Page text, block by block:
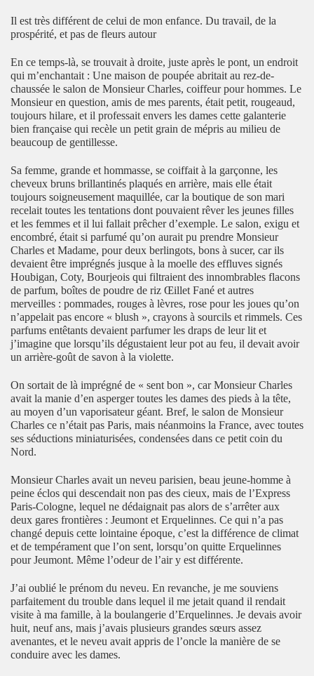
Il est très différent de celui de mon enfance. Du travail, de la
prospérité, et pas de fleurs autour
En ce temps-là, se trouvait à droite, juste après le pont, un endroit
qui m’enchantait : Une maison de poupée abritait au rez-de-
chaussée le salon de Monsieur Charles, coiffeur pour hommes. Le
Monsieur en question, amis de mes parents, était petit, rougeaud,
toujours hilare, et il professait envers les dames cette galanterie
bien française qui recèle un petit grain de mépris au milieu de
beaucoup de gentillesse.
Sa femme, grande et hommasse, se coiffait à la garçonne, les
cheveux bruns brillantinés plaqués en arrière, mais elle était
toujours soigneusement maquillée, car la boutique de son mari
recelait toutes les tentations dont pouvaient rêver les jeunes filles
et les femmes et il lui fallait prêcher d’exemple. Le salon, exigu et
encombré, était si parfumé qu’on aurait pu prendre Monsieur
Charles et Madame, pour deux berlingots, bons à sucer, car ils
devaient être imprégnés jusque à la moelle des effluves signés
Houbigan, Coty, Bourjeois qui filtraient des innombrables flacons
de parfum, boîtes de poudre de riz Œillet Fané et autres
merveilles : pommades, rouges à lèvres, rose pour les joues qu’on
n’appelait pas encore « blush », crayons à sourcils et rimmels. Ces
parfums entêtants devaient parfumer les draps de leur lit et
j’imagine que lorsqu’ils dégustaient leur pot au feu, il devait avoir
un arrière-goût de savon à la violette.
On sortait de là imprégné de « sent bon », car Monsieur Charles
avait la manie d’en asperger toutes les dames des pieds à la tête,
au moyen d’un vaporisateur géant. Bref, le salon de Monsieur
Charles ce n’était pas Paris, mais néanmoins la France, avec toutes
ses séductions miniaturisées, condensées dans ce petit coin du
Nord.
Monsieur Charles avait un neveu parisien, beau jeune-homme à
peine éclos qui descendait non pas des cieux, mais de l’Express
Paris-Cologne, lequel ne dédaignait pas alors de s’arrêter aux
deux gares frontières : Jeumont et Erquelinnes. Ce qui n’a pas
changé depuis cette lointaine époque, c’est la différence de climat
et de tempérament que l’on sent, lorsqu’on quitte Erquelinnes
pour Jeumont. Même l’odeur de l’air y est différente.
J’ai oublié le prénom du neveu. En revanche, je me souviens
parfaitement du trouble dans lequel il me jetait quand il rendait
visite à ma famille, à la boulangerie d’Erquelinnes. Je devais avoir
huit, neuf ans, mais j’avais plusieurs grandes sœurs assez
avenantes, et le neveu avait appris de l’oncle la manière de se
conduire avec les dames.